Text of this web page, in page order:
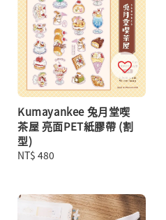
Kumayankee 兔月堂喫
茶屋 亮面PET紙膠帶 (割
型)
Regular
NT$ 480